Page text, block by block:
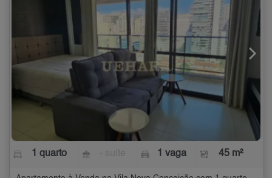
1 quarto 1 vaga 45 m²